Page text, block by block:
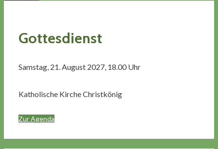
Gottesdienst
Samstag, 21. August 2027, 18.00 Uhr
Katholische Kirche Christkönig
Zur Agenda